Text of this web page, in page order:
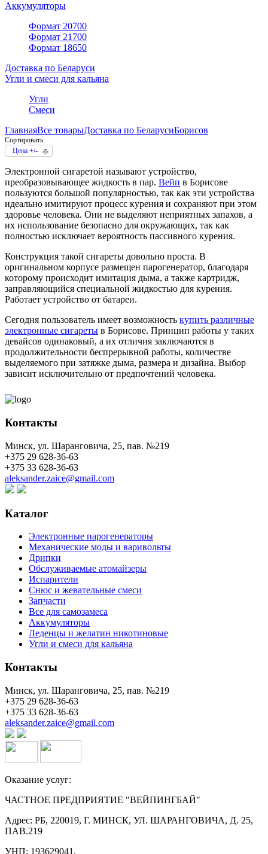
Аккумуляторы
Формат 20700
Формат 21700
Формат 18650
Доставка по Беларуси
Угли и смеси для кальяна
Угли
Смеси
ГлавнаяВсе товарыДоставка по БеларусиБорисов
Сортировать:
Цена +/-
Электронной сигаретой называют устройство,
преобразовывающее жидкость в пар. Вейп в Борисове
пользуются большой популярностью, так как эти устройства
идеально имитируют процесс курения и сохраняют при этом
здоровье человека. Они не выделяют неприятных запахов, а
их использование безопасно для окружающих, так как
полностью исключает вероятность пассивного курения.
Конструкция такой сигареты довольно проста. В
оригинальном корпусе размещен парогенератор, благодаря
которому происходит имитация дыма, а также картридж,
заправляющийся специальной жидкостью для курения.
Работает устройство от батареи.
Сегодня пользователь имеет возможность купить различные
электронные сигареты в Борисове. Принцип работы у таких
девайсов одинаковый, а их отличия заключаются в
продолжительности беспрерывной работы, количестве
выделяемого при затяжке дыма, размера и дизайна. Выбор
зависит исключительно от предпочтений человека.
Контакты
Минск, ул. Шаранговича, 25, пав. №219
+375 29 628-36-63
+375 33 628-36-63
aleksander.zaice@gmail.com
Каталог
Электронные парогенераторы
Механические моды и варивольты
Дрипки
Обслуживаемые атомайзеры
Испарители
Снюс и жевательные смеси
Запчасти
Все для самозамеса
Аккумуляторы
Леденцы и желатин никотиновые
Угли и смеси для кальяна
Контакты
Минск, ул. Шаранговича, 25, пав. №219
+375 29 628-36-63
+375 33 628-36-63
aleksander.zaice@gmail.com
Оказание услуг:
ЧАСТНОЕ ПРЕДПРИЯТИЕ "ВЕЙПИНГБАЙ"
Адрес: РБ, 220019, Г. МИНСК, УЛ. ШАРАНГОВИЧА, Д. 25,
ПАВ.219
УНП: 193629041.